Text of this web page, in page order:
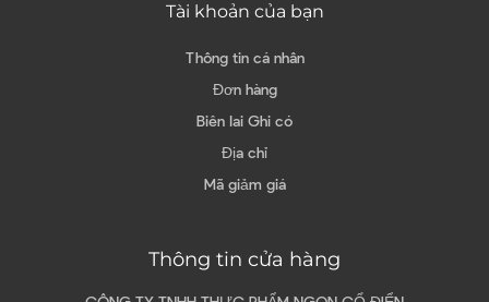
Tài khoản của bạn
Thông tin cá nhân
Đơn hàng
Biên lai Ghi có
Địa chỉ
Mã giảm giá
Thông tin cửa hàng